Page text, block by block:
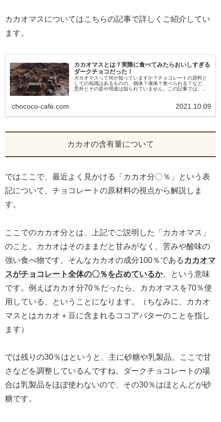
カカオマスについてはこちらの記事で詳しくご紹介してい
ます。
カカオマスとは？実際に食べてみたらおいしすぎる
ダークチョコだった！
カカオマスって何か知っていますか？チョコレートの原料と
しての知識はあるものの、個体？液体？食べられる？など、
意外とその姿や用途は知られていません。この記事では、カ
chococo-cafe.com 2021.10.09
カカオの含有量について
ではここで、最近よく見かける「カカオ分〇％」という表
記について、チョコレートの原材料の視点から解説しま
す。
ここでのカカオ分とは、上記でご説明した「カカオマス」
のこと。カカオはそのままだと甘みがなく、苦みや酸味の
強い食べ物です。そんなカカオの成分100％である カカオマ
スがチョコレート全体の〇％を占めているか、という意味
です。例えばカカオ分70％だったら、カカオマスを70％使
用している、ということになります。（ちなみに、カカオ
マスとはカカオ＋豆に含まれるココアバターのことを指し
ます）
では残りの30％はというと、主に砂糖や乳製品。ここで甘
さなどを調整しているんですね。ダークチョコレートの場
合は乳製品をほぼ使わないので、その30％はほとんどが砂
糖です。